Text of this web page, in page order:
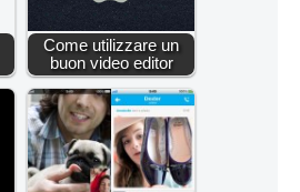
Come utilizzare un
buon video editor